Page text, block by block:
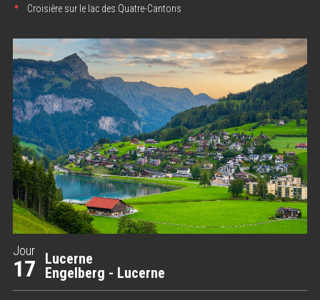
Croisière sur le lac des Quatre-Cantons
Jour
17
Lucerne
Engelberg - Lucerne